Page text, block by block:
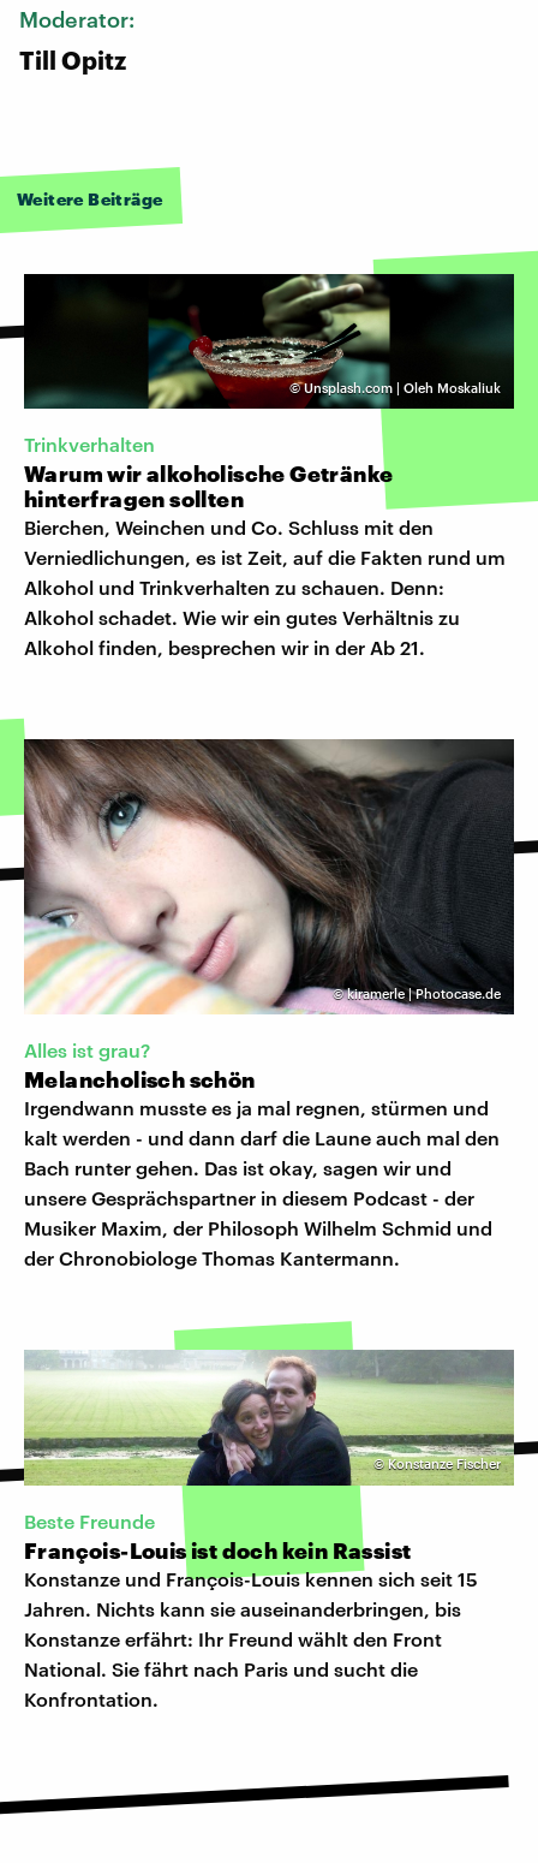
Moderator:
Till Opitz
Weitere Beiträge
©Unsplash.com | Oleh Moskaliuk
Trinkverhalten
Warum wir alkoholische Getränke
hinterfragen sollten
Bierchen, Weinchen und Co. Schluss mit den
Verniedlichungen, es ist Zeit, auf die Fakten rund um
Alkohol und Trinkverhalten zu schauen. Denn:
Alkohol schadet. Wie wir ein gutes Verhältnis zu
Alkohol finden, besprechen wir in der Ab 21.
©kiramerle | Photocase.de
Alles ist grau?
Melancholisch schön
Irgendwann musste es ja mal regnen, stürmen und
kalt werden - und dann darf die Laune auch mal den
Bach runter gehen. Das ist okay, sagen wir und
unsere Gesprächspartner in diesem Podcast - der
Musiker Maxim, der Philosoph Wilhelm Schmid und
der Chronobiologe Thomas Kantermann.
©Konstanze Fischer
Beste Freunde
François-Louis ist doch kein Rassist
Konstanze und François-Louis kennen sich seit 15
Jahren. Nichts kann sie auseinanderbringen, bis
Konstanze erfährt: Ihr Freund wählt den Front
National. Sie fährt nach Paris und sucht die
Konfrontation.